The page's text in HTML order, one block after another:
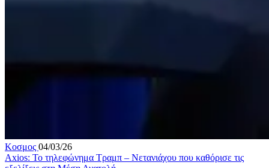
Κοσμος 04/03/26
Axios: Το τηλεφώνημα Τραμπ – Νετανιάχου που καθόρισε τις